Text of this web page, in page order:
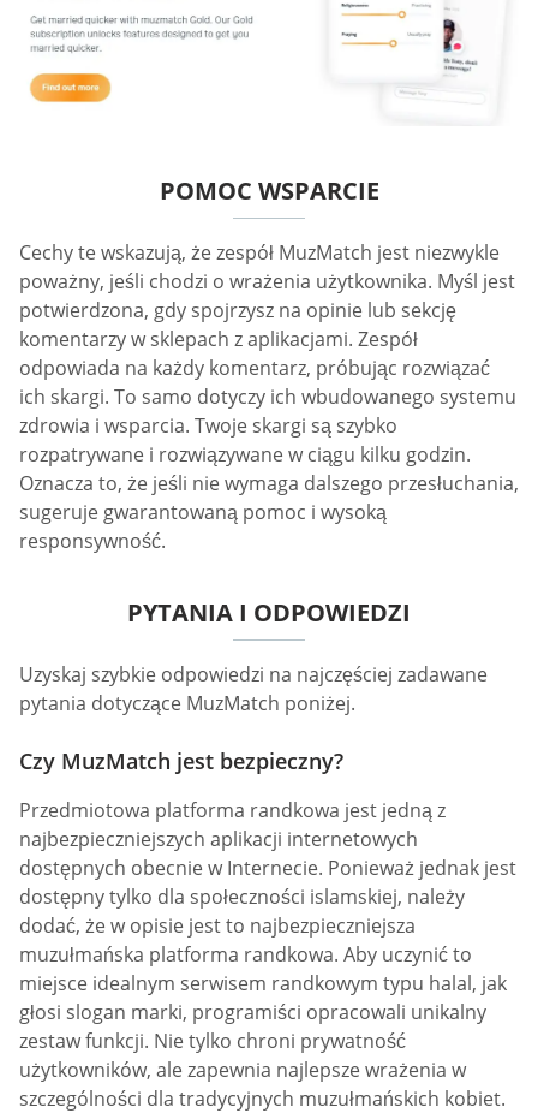
POMOC WSPARCIE
Cechy te wskazują, że zespół MuzMatch jest niezwykle
poważny, jeśli chodzi o wrażenia użytkownika. Myśl jest
potwierdzona, gdy spojrzysz na opinie lub sekcję
komentarzy w sklepach z aplikacjami. Zespół
odpowiada na każdy komentarz, próbując rozwiązać
ich skargi. To samo dotyczy ich wbudowanego systemu
zdrowia i wsparcia. Twoje skargi są szybko
rozpatrywane i rozwiązywane w ciągu kilku godzin.
Oznacza to, że jeśli nie wymaga dalszego przesłuchania,
sugeruje gwarantowaną pomoc i wysoką
responsywność.
PYTANIA I ODPOWIEDZI
Uzyskaj szybkie odpowiedzi na najczęściej zadawane
pytania dotyczące MuzMatch poniżej.
Czy MuzMatch jest bezpieczny?
Przedmiotowa platforma randkowa jest jedną z
najbezpieczniejszych aplikacji internetowych
dostępnych obecnie w Internecie. Ponieważ jednak jest
dostępny tylko dla społeczności islamskiej, należy
dodać, że w opisie jest to najbezpieczniejsza
muzułmańska platforma randkowa. Aby uczynić to
miejsce idealnym serwisem randkowym typu halal, jak
głosi slogan marki, programiści opracowali unikalny
zestaw funkcji. Nie tylko chroni prywatność
użytkowników, ale zapewnia najlepsze wrażenia w
szczególności dla tradycyjnych muzułmańskich kobiet.